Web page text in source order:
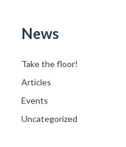
News
Take the floor!
Articles
Events
Uncategorized